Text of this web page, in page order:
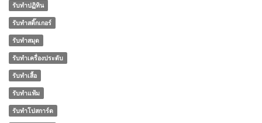
รับทำปฏิทิน
รับทำสติ๊กเกอร์
รับทำสมุด
รับทำเครื่องประดับ
รับทำเสื้อ
รับทำแฟ้ม
รับทำโปสการ์ด